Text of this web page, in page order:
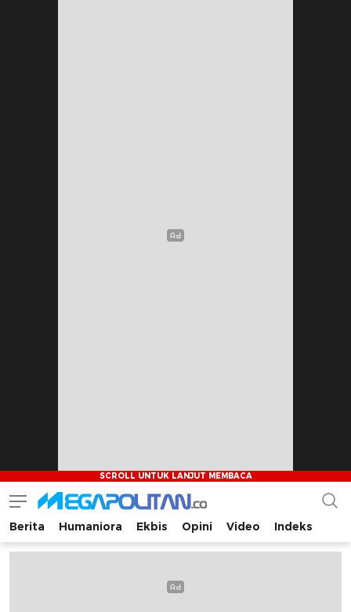
Megapolitan.co
Menyajikan berita-berita fakta bagi pembaca
Berita Humaniora Ekbis Opini Video Indeks